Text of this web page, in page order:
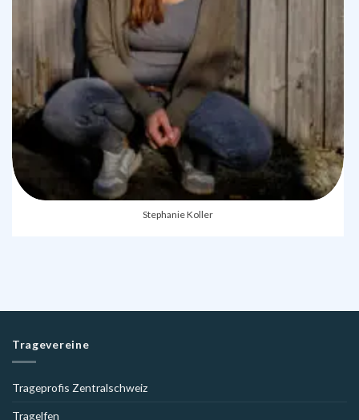
Stephanie Koller
Tragevereine
Trageprofis Zentralschweiz
Tragelfen